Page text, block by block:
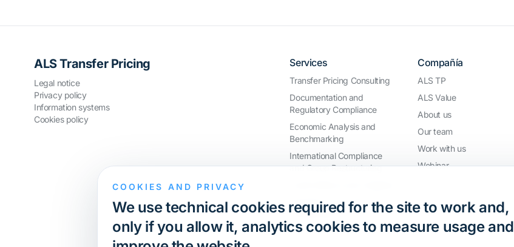
ALS Transfer Pricing
Legal notice
Privacy policy
Information systems
Cookies policy
Services
Transfer Pricing Consulting
Documentation and
Regulatory Compliance
Economic Analysis and
Benchmarking
International Compliance
and Group Restructuring
Valuations and Financial
Transactions
Compañía
ALS TP
ALS Value
About us
Our team
Work with us
Webinar
COOKIES AND PRIVACY
We use technical cookies required for the site to work and,
only if you allow it, analytics cookies to measure usage and